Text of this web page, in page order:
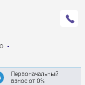
Первоначальный
взнос от 0%